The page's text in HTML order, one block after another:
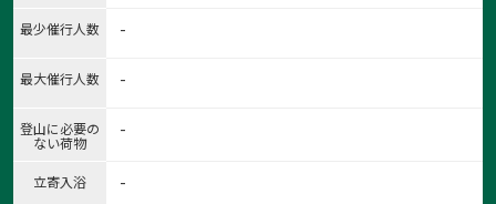
最少催行人数 -
最大催行人数 -
登山に必要の
ない荷物
-
立寄入浴 -